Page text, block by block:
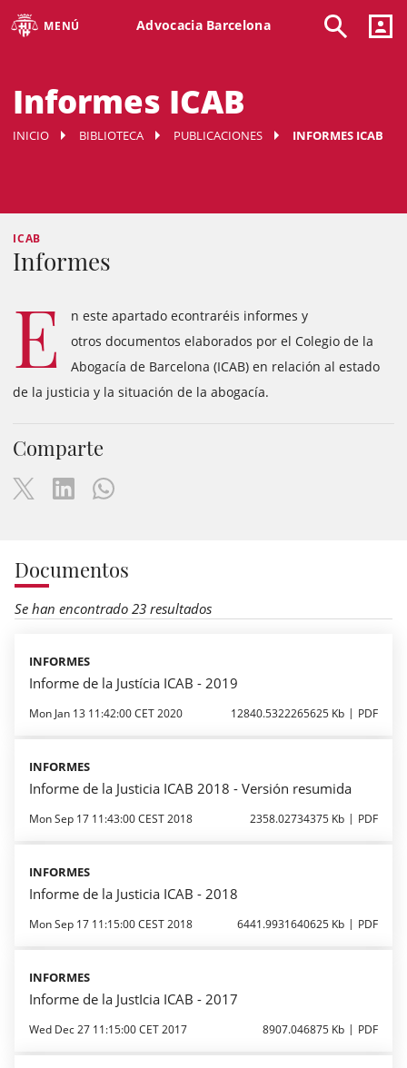
MENÚ Advocacia Barcelona
Informes ICAB
INICIO BIBLIOTECA PUBLICACIONES INFORMES ICAB
ICAB
Informes
E
n este apartado econtraréis informes y
otros documentos elaborados por el Colegio de la
Abogacía de Barcelona (ICAB) en relación al estado
de la justicia y la situación de la abogacía.
Comparte
Documentos
Se han encontrado 23 resultados
INFORMES
Informe de la Justícia ICAB - 2019
Mon Jan 13 11:42:00 CET 2020 12840.5322265625 Kb PDF
INFORMES
Informe de la Justicia ICAB 2018 - Versión resumida
Mon Sep 17 11:43:00 CEST 2018 2358.02734375 Kb PDF
INFORMES
Informe de la Justicia ICAB - 2018
Mon Sep 17 11:15:00 CEST 2018 6441.9931640625 Kb PDF
INFORMES
Informe de la JustIcia ICAB - 2017
Wed Dec 27 11:15:00 CET 2017 8907.046875 Kb PDF